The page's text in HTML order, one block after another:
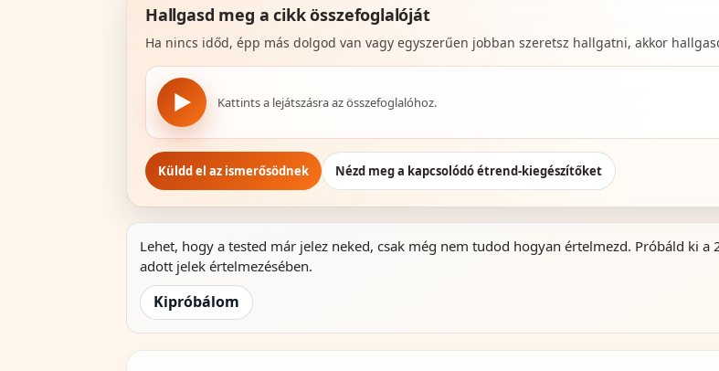
Hallgasd meg a cikk összefoglalóját
Ha nincs időd, épp más dolgod van vagy egyszerűen jobban szeretsz hallgatni, akkor
▶ Kattints a lejátszásra az összefoglalóhoz.
Küldd el az ismerősödnek Nézd meg a kapcsolódó étrend-kiegészítőket
Lehet, hogy a tested már jelez neked, csak még nem tudod hogyan értelmezd. Próbáld ki
adott jelek értelmezésében.
Kipróbálom